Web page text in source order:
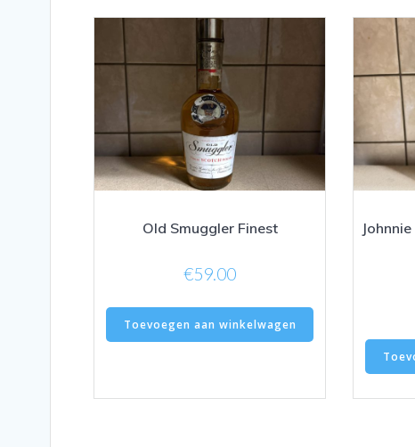
Old Smuggler Finest
€59.00
Toevoegen aan winkelwagen